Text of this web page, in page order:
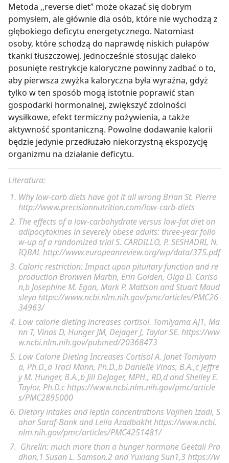
Metoda ,,reverse diet” może okazać się dobrym
pomysłem, ale głównie dla osób, które nie wychodzą z
głębokiego deficytu energetycznego. Natomiast
osoby, które schodzą do naprawdę niskich pułapów
tkanki tłuszczowej, jednocześnie stosując daleko
posunięte restrykcje kaloryczne powinny zadbać o to,
aby pierwsza zwyżka kaloryczna była wyraźna, gdyż
tylko w ten sposób mogą istotnie poprawić stan
gospodarki hormonalnej, zwiększyć zdolności
wysiłkowe, efekt termiczny pożywienia, a także
aktywność spontaniczną. Powolne dodawanie kalorii
będzie jedynie przedłużało niekorzystną ekspozycję
organizmu na działanie deficytu.
Literatura:
Why low-carb diets have got it all wrong Brian St. Pierre
http://www.precisionnutrition.com/low-carb-diets
The effects of a low-carbohydrate versus low-fat diet on
adipocytokines in severely obese adults: three-year follo
w-up of a randomized trial S. CARDILLO, P. SESHADRI, N.
IQBAL http://www.europeanreview.org/wp/data/375.pdf
Caloric restriction: Impact upon pituitary function and re
production Bronwen Martin, Erin Golden, Olga D. Carlso
n,b Josephine M. Egan, Mark P. Mattson and Stuart Maud
sleya https://www.ncbi.nlm.nih.gov/pmc/articles/PMC26
34963/
Low calorie dieting increases cortisol. Tomiyama AJ1, Ma
nn T, Vinas D, Hunger JM, Dejager J, Taylor SE. https://ww
w.ncbi.nlm.nih.gov/pubmed/20368473
Low Calorie Dieting Increases Cortisol A. Janet Tomiyam
a, Ph.D.,a Traci Mann, Ph.D.,b Danielle Vinas, B.A.,c Jeffre
y M. Hunger, B.A.,b Jill DeJager, MPH., RD,d and Shelley E.
Taylor, Ph.D.c https://www.ncbi.nlm.nih.gov/pmc/article
s/PMC2895000
Dietary intakes and leptin concentrations Vajiheh Izadi, S
ahar Saraf-Bank and Leila Azadbakht https://www.ncbi.
nlm.nih.gov/pmc/articles/PMC4251481/
Ghrelin: much more than a hunger hormone Geetali Pra
dhan,1 Susan L. Samson,2 and Yuxiang Sun1,3 https://w